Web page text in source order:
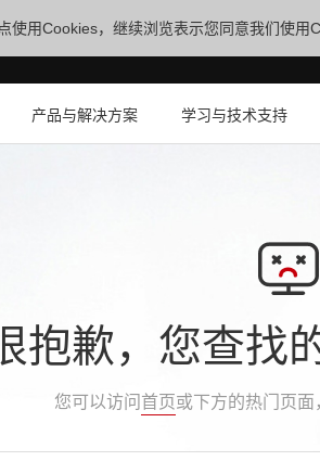
使用Cookies，继续浏览表示您同意我们使用
产品与解决方案 学习与技术支持
抱歉，您查找
您可以访问 首页或下方的热门页